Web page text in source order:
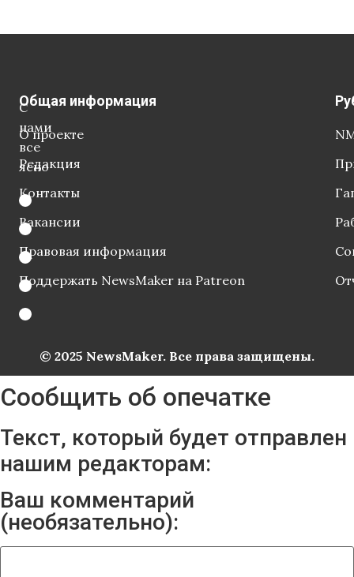
С
нами
все
ясно
Общая информация
О проекте
Редакция
Контакты
Вакансии
Правовая информация
Поддержать NewsMaker на Patreon
© 2025 NewsMaker. Все права защищены.
Сообщить об опечатке
Текст, который будет отправлен
нашим редакторам:
Ваш комментарий
(необязательно):